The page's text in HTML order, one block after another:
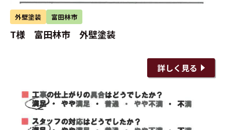
外壁塗装 富田林市
T様 富田林市 外壁塗装
詳しく見る